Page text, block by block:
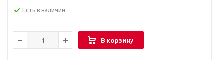
Есть в наличии
В корзину